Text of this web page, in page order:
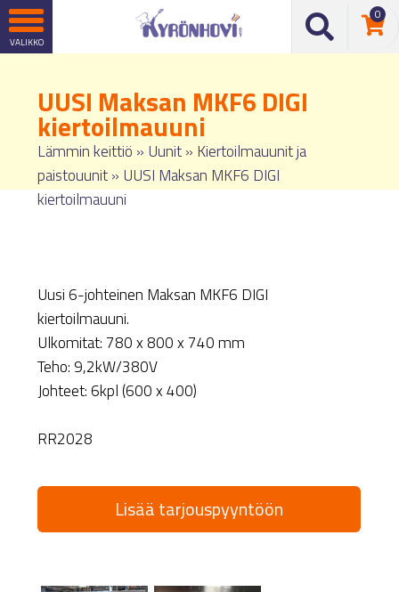
0
UUSI Maksan MKF6 DIGI
kiertoilmauuni
Lämmin keittiö » Uunit» Kiertoilmauunit ja
paistouunit» UUSI Maksan MKF6 DIGI
kiertoilmauuni
Uusi 6-johteinen Maksan MKF6 DIGI
kiertoilmauuni.
Ulkomitat: 780 x 800 x 740 mm
Teho: 9,2kW/380V
Johteet: 6kpl (600 x 400)
RR2028
Lisää tarjouspyyntöön